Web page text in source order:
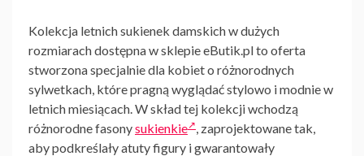
Kolekcja letnich sukienek damskich w dużych
rozmiarach dostępna w sklepie eButik.pl to oferta
stworzona specjalnie dla kobiet o różnorodnych
sylwetkach, które pragną wyglądać stylowo i modnie w
letnich miesiącach. W skład tej kolekcji wchodzą
różnorodne fasonysukienkie , zaprojektowane tak,
aby podkreślały atuty figury i gwarantowały